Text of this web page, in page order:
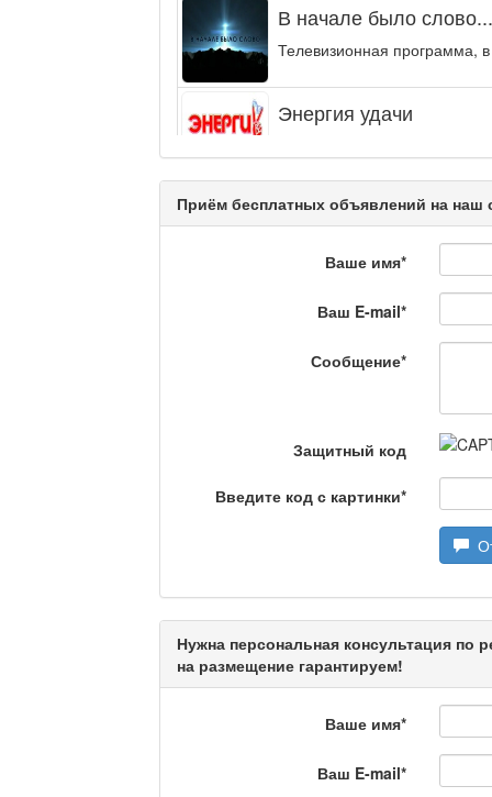
В начале было слово...
Телевизионная программа,
Энергия удачи
Кәусар
На полицейской
специалистов.
Камертон
Актуальный вопрос /
Кто поможет мигранту?
Сделано в Актобе /
Приём бесплатных объявлений на наш
Ваше имя*
Ваш E-mail*
Сообщение*
Защитный код
Введите код с картинки*
Нужна персональная консультация по
на размещение гарантируем!
Ваше имя*
Ваш E-mail*